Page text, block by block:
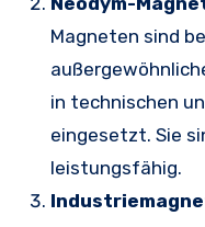
Magneten sind
in technischen
eingesetzt. Sie
leistungsfähig.